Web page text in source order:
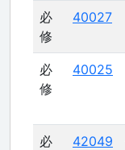
必
修
40027
必
修
40025
必
42049